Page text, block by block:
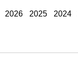
2026 2025 2024